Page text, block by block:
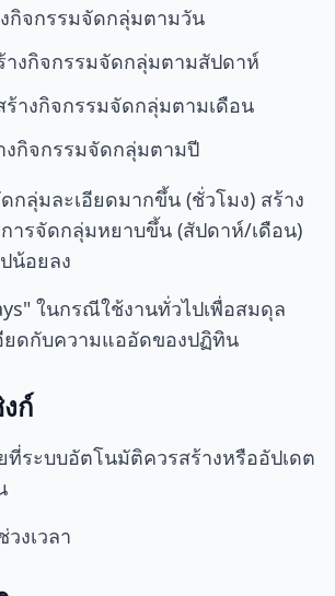
กิจกรรมจัดกลุ่มตามวัน
งกิจกรรมจัดกลุ่มตามสัปดาห์
างกิจกรรมจัดกลุ่มตามเดือน
กิจกรรมจัดกลุ่มตามปี
กลุ่มละเอียดมากขึ้น (ชั่วโมง) สร้าง
ารจัดกลุ่มหยาบขึ้น (สัปดาห์/เดือน)
น้อยลง
ในกรณีใช้งานทั่วไปเพื่อสมดุล
ยดกับความแออัดของปฏิทิน
ก์
ระบบอัตโนมัติควรสร้างหรืออัปเดต
งเวลา